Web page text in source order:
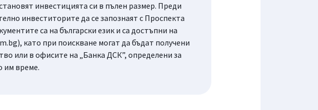
инвестицията си в пълен размер. Преди
инвеститорите да се запознаят с Проспекта
са на български език и са достъпни на
като при поискване могат да бъдат получени
или в офисите на „Банка ДСК”, определени за
им време.